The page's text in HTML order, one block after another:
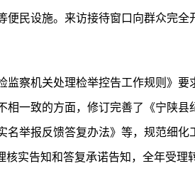
民设施。来访接待窗口向群众完全
监察机关处理检举控告工作规则》
相一致的方面，修订完善了《宁陕
名举报反馈答复办法》等，规范细
实告知和答复承诺告知，全年受理